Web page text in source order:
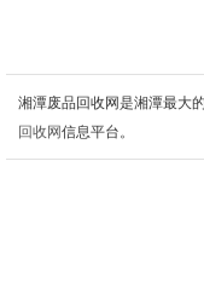
湘潭废品回收网是湘潭最大
回收网信息平台。